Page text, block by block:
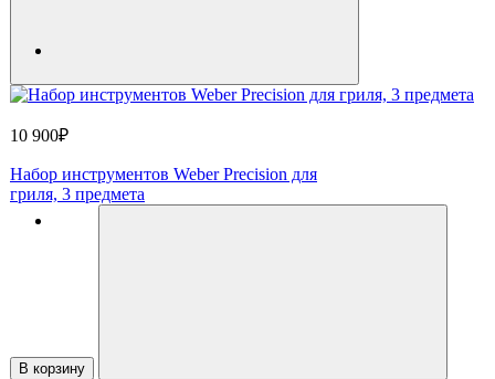
10 900₽
Набор инструментов Weber Precision для
гриля, 3 предмета
В корзину